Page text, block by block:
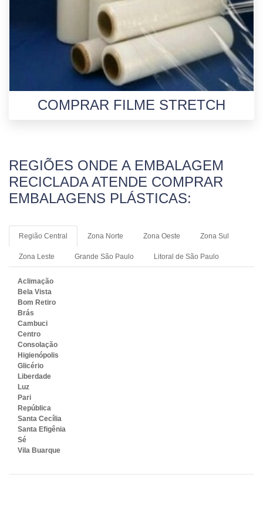
COMPRAR FILME STRETCH
REGIÕES ONDE A EMBALAGEM
RECICLADA ATENDE COMPRAR
EMBALAGENS PLÁSTICAS:
Região Central Zona Norte Zona Oeste Zona Sul
Zona Leste Grande São Paulo Litoral de São Paulo
Aclimação
Bela Vista
Bom Retiro
Brás
Cambuci
Centro
Consolação
Higienópolis
Glicério
Liberdade
Luz
Pari
República
Santa Cecília
Santa Efigênia
Sé
Vila Buarque